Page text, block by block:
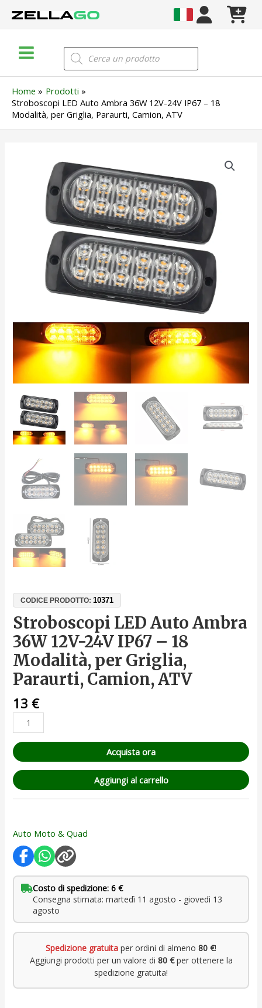
Menu
Products
search
Home
Prodotti
Stroboscopi LED Auto Ambra 36W 12V-24V IP67 – 18
Modalità, per Griglia, Paraurti, Camion, ATV
CODICE PRODOTTO:10371
Stroboscopi LED Auto Ambra
36W 12V-24V IP67 – 18
Modalità, per Griglia,
Paraurti, Camion, ATV
13 €
Modalità,
Paraurti,
Camion,
ATV
quantità
Acquista ora
Aggiungi al carrello
Auto Moto & Quad
Costo di spedizione: 6 €
Consegna stimata: martedì 11 agosto - giovedì 13
agosto
Spedizione gratuita per ordini di almeno 80 €!
Aggiungi prodotti per un valore di 80 €per ottenere la
spedizione gratuita!